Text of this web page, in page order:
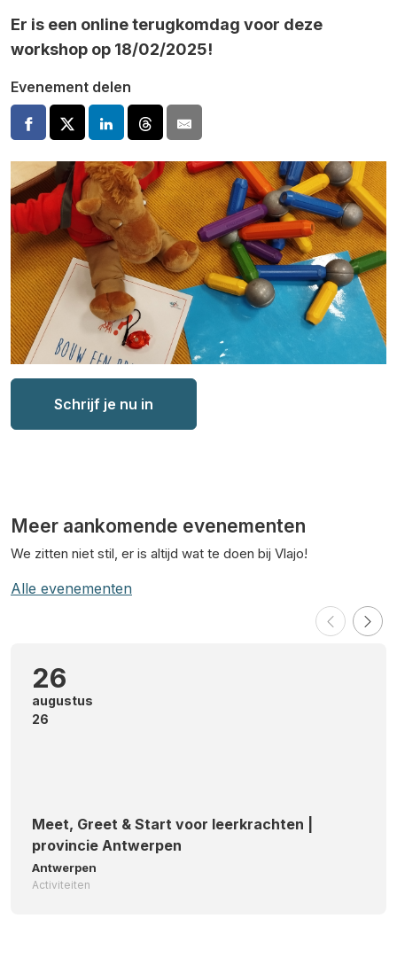
Er is een online terugkomdag voor deze
workshop op 18/02/2025!
Evenement delen
Schrijf je nu in
Meer aankomende evenementen
We zitten niet stil, er is altijd wat te doen bij Vlajo!
Alle evenementen
26
augustus
26
Meet, Greet & Start voor leerkrachten |
provincie Antwerpen
Antwerpen
Activiteiten